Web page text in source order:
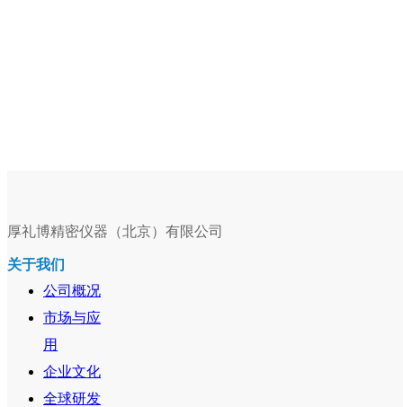
厚礼博精密仪器（北京）有限公司
关于我们
公司概况
市场与应
用
企业文化
全球研发